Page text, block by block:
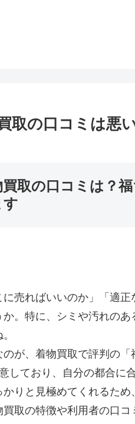
取の口コミは悪
取の口コミは？
す
売ればいいのか」「適
。特に、シミや汚れの
が、着物買取で評判の
しており、自分の都合に
りと見極めてくれるため
取の特徴や利用者の口